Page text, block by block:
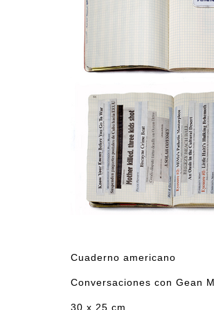
Cuaderno americano
Conversaciones con Gean
30 x 25 cm